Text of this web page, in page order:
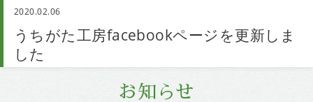
お知らせ
2020.02.06
うちがた工房facebookページを更新しま
した